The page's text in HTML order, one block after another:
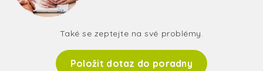
Také se zeptejte na své problémy.
Položit dotaz do poradny